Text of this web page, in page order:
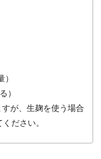
）
が、生麹を使う場合
ださい。